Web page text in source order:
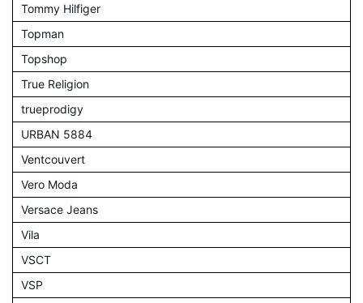
Tommy Hilfiger
Topman
Topshop
True Religion
trueprodigy
URBAN 5884
Ventcouvert
Vero Moda
Versace Jeans
Vila
VSCT
VSP